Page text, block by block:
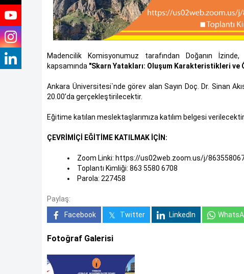
Madencilik Komisyonumuz tarafından Doğanın
kapsamında "Skarn Yatakları: Oluşum Karakteristikleri ve
Ankara Üniversitesi`nde görev alan Sayın Doç. Dr. Sinan
20.00’da gerçekleştirilecektir.
Eğitime katılan meslektaşlarımıza katılım belgesi verilecektir.
ÇEVRİMİÇİ EĞİTİME KATILMAK İÇİN:
Zoom Linki: https://us02web.zoom.us/j/
Toplantı Kimliği: 863 5580 6708
Parola: 227458
Paylaş:
Facebook
Twitter LinkedIn
Fotoğraf Galerisi